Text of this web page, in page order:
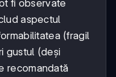
fi observate
aspectul
(fragil
gustul (deși
recomandată